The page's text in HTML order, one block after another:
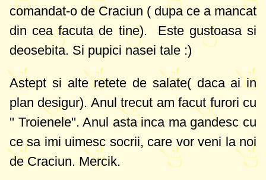
comandat-o de Craciun ( dupa ce a mancat
din cea facuta de tine). Este gustoasa si
deosebita. Si pupici nasei tale :)
Astept si alte retete de salate( daca ai in
plan desigur). Anul trecut am facut furori cu
'' Troienele''. Anul asta inca ma gandesc cu
ce sa imi uimesc socrii, care vor veni la noi
de Craciun. Mercik.